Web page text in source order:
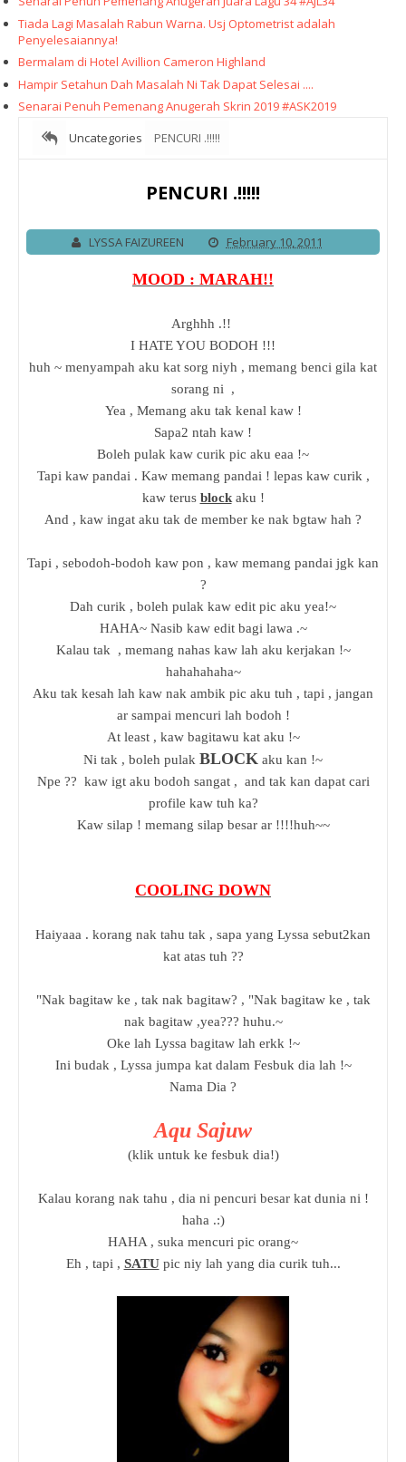
Tiada Lagi Masalah Rabun Warna. Usj Optometrist adalah
Penyelesaiannya!
Bermalam di Hotel Avillion Cameron Highland
Hampir Setahun Dah Masalah Ni Tak Dapat Selesai ....
Senarai Penuh Pemenang Anugerah Skrin 2019 #ASK2019
Uncategories
PENCURI .!!!!!
PENCURI .!!!!!
LYSSA FAIZUREEN February 10, 2011
MOOD : MARAH!!
Arghhh .!!
I HATE YOU BODOH !!!
huh ~ menyampah aku kat sorg niyh , memang benci gila kat
sorang ni ,
Yea , Memang aku tak kenal kaw !
Sapa2 ntah kaw !
Boleh pulak kaw curik pic aku eaa !~
Tapi kaw pandai . Kaw memang pandai ! lepas kaw curik ,
kaw terus blockaku !
And , kaw ingat aku tak de member ke nak bgtaw hah ?
Tapi , sebodoh-bodoh kaw pon , kaw memang pandai jgk kan
?
Dah curik , boleh pulak kaw edit pic aku yea!~
HAHA~ Nasib kaw edit bagi lawa .~
Kalau tak , memang nahas kaw lah aku kerjakan !~
hahahahaha~
Aku tak kesah lah kaw nak ambik pic aku tuh , tapi , jangan
ar sampai mencuri lah bodoh !
At least , kaw bagitawu kat aku !~
Ni tak , boleh pulak BLOCK aku kan !~
Npe ?? kaw igt aku bodoh sangat , and tak kan dapat cari
profile kaw tuh ka?
Kaw silap ! memang silap besar ar !!!!huh~~
COOLING DOWN
Haiyaaa . korang nak tahu tak , sapa yang Lyssa sebut2kan
kat atas tuh ??
"Nak bagitaw ke , tak nak bagitaw? , "Nak bagitaw ke , tak
nak bagitaw ,yea??? huhu.~
Oke lah Lyssa bagitaw lah erkk !~
Ini budak , Lyssa jumpa kat dalam Fesbuk dia lah !~
Nama Dia ?
Aqu Sajuw
(klik untuk ke fesbuk dia!)
Kalau korang nak tahu , dia ni pencuri besar kat dunia ni !
haha .:)
HAHA , suka mencuri pic orang~
Eh , tapi , SATUpic niy lah yang dia curik tuh...